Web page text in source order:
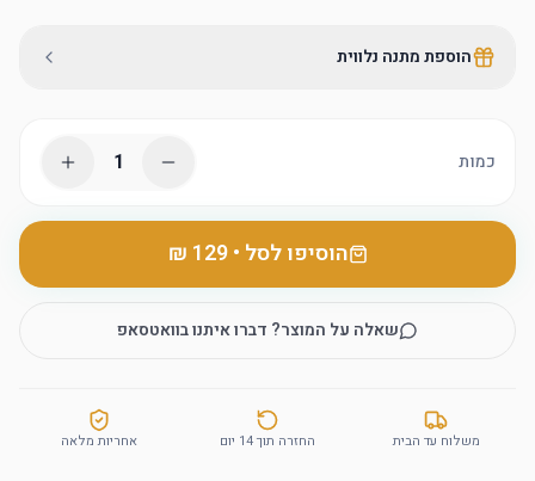
הוספת מתנה נלווית
כמות 1
הוסיפו לסל •
‏129 ₪
שאלה על המוצר? דברו איתנו בוואטסאפ
משלוח עד הבית החזרה תוך 14 יום אחריות מלאה